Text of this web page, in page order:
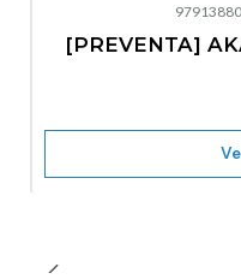
No disponible
[PREVENTA]